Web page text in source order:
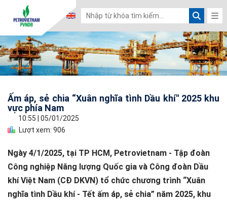
Ấm áp, sẻ chia “Xuân nghĩa tình Dầu khí" 2025 khu
vực phía Nam
10:55 | 05/01/2025
Lượt xem: 906
Ngày 4/1/2025, tại TP HCM, Petrovietnam - Tập đoàn
Công nghiệp Năng lượng Quốc gia và Công đoàn Dầu
khí Việt Nam (CĐ DKVN) tổ chức chương trình “Xuân
nghĩa tình Dầu khí - Tết ấm áp, sẻ chia” năm 2025, khu